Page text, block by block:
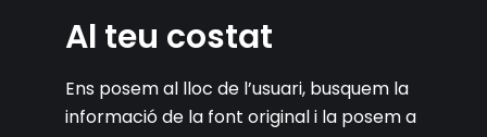
Al teu costat
Ens posem al lloc de l’usuari, busquem la
informació de la font original i la posem a